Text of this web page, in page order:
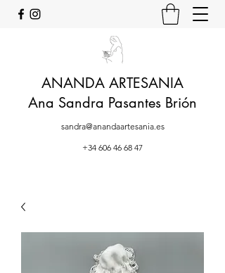
ANANDA ARTESANIA
Ana Sandra Pasantes Brión
sandra@anandaartesania.es
+34 606 46 68 47